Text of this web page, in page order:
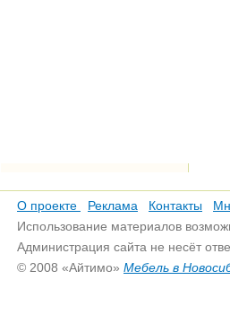
О проекте Реклама Контакты
Использование материалов
Администрация сайта не несёт
© 2008 «Айтимо» Мебель в